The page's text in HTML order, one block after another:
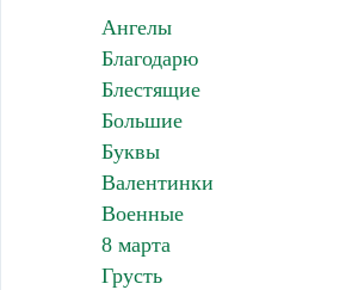
Ангелы
Благодарю
Блестящие
Большие
Буквы
Валентинки
Военные
8 марта
Грусть